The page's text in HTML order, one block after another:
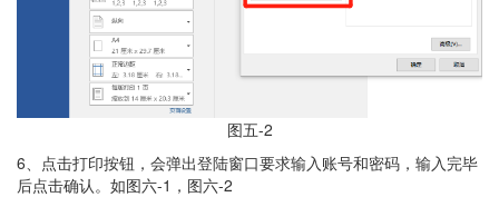
图五-2
6、点击打印按钮，会弹出登陆窗口要求输入账号和密码，输入完毕
后点击确认。如图六-1，图六-2